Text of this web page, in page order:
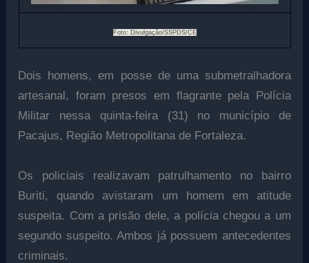
Foto: Divulgação/SSPDS/CE
Dois homens, em posse de uma submetralhadora
artesanal, foram presos em flagrante pela Polícia
Militar nessa quinta-feira (31) no município de
Pacajus, Região Metropolitana de Fortaleza.
Os policiais realizavam patrulhamento no bairro
Buriti, quando avistaram um homem em atitude
suspeita. Com a prisão dele, a polícia chegou a um
segundo suspeito. Ambos já possuem antecedentes
criminais.